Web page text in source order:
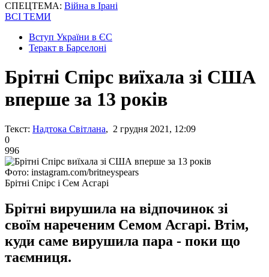
СПЕЦТЕМА: Війна в Ірані
ВСІ ТЕМИ
Вступ України в ЄС
Теракт в Барселоні
Брітні Спірс виїхала зі США
вперше за 13 років
Текст: Надтока Світлана, 2 грудня 2021, 12:09
0
996
Фото: instagram.com/britneyspears
Брітні Спірс і Сем Асгарі
Брітні вирушила на відпочинок зі
своїм нареченим Семом Асгарі. Втім,
куди саме вирушила пара - поки що
таємниця.